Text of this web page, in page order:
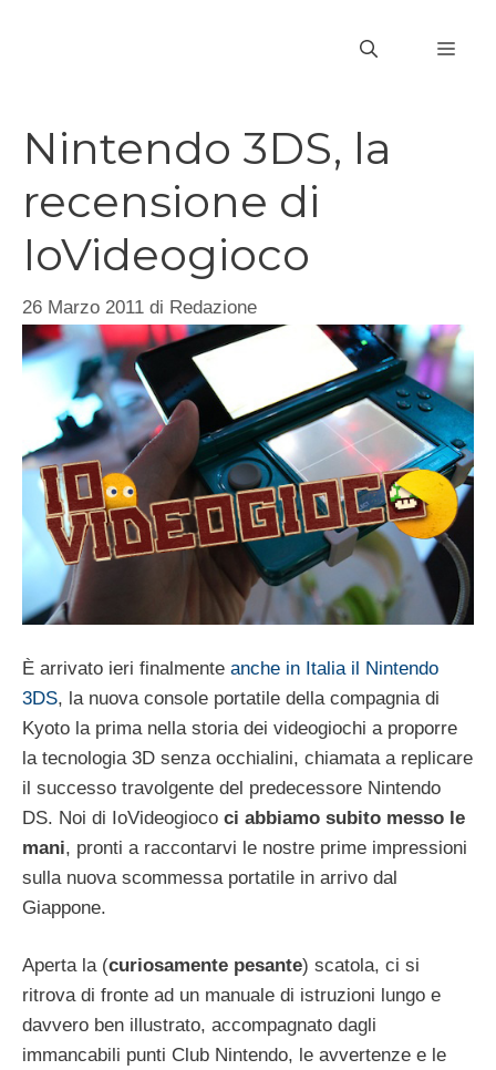
Nintendo 3DS, la
recensione di
IoVideogioco
26 Marzo 2011 di Redazione
È arrivato ieri finalmente anche in Italia il Nintendo
3DS, la nuova console portatile della compagnia di
Kyoto la prima nella storia dei videogiochi a proporre
la tecnologia 3D senza occhialini, chiamata a replicare
il successo travolgente del predecessore Nintendo
DS. Noi di IoVideogioco ci abbiamo subito messo le
mani, pronti a raccontarvi le nostre prime impressioni
sulla nuova scommessa portatile in arrivo dal
Giappone.
Aperta la (curiosamente pesante) scatola, ci si
ritrova di fronte ad un manuale di istruzioni lungo e
davvero ben illustrato, accompagnato dagli
immancabili punti Club Nintendo, le avvertenze e le